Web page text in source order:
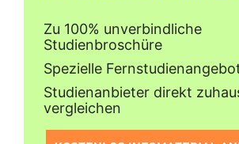
Zu 100% unverbindliche
Studienbroschüre
Spezielle
Studienanbieter direkt
vergleichen